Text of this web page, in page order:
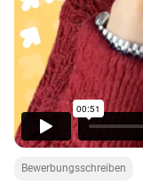
Bewerbungsschreiben